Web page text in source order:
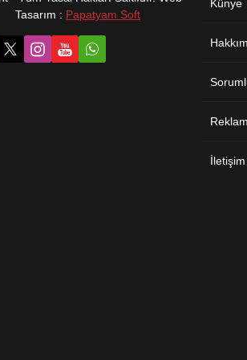
Tasarım : Papatyam Soft
Künye
İletişim